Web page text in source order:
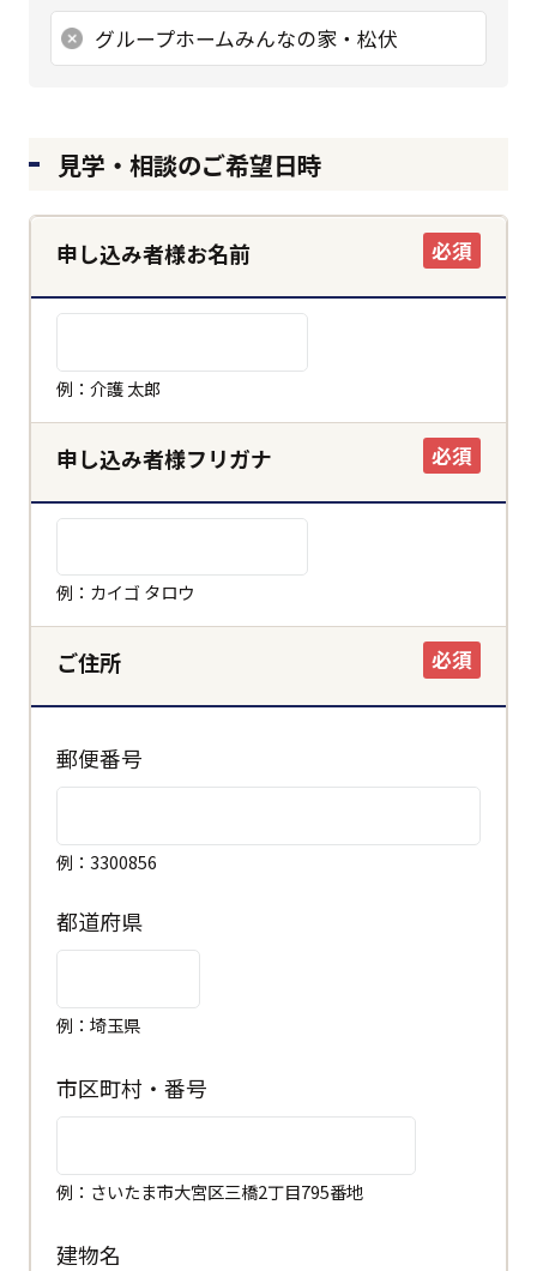
グループホームみんなの家・松伏
見学・相談のご希望日時
申し込み者様お名前 必須
例：介護 太郎
申し込み者様フリガナ 必須
例：カイゴ タロウ
ご住所 必須
郵便番号
例：3300856
都道府県
例：埼玉県
市区町村・番号
例：さいたま市大宮区三橋2丁目795番地
建物名